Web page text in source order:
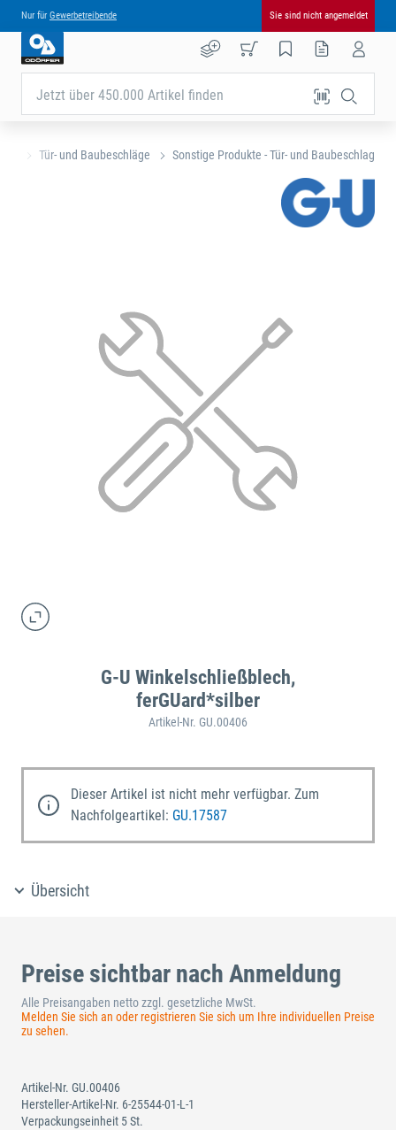
Nur für Gewerbetreibende Sie sind nicht angemeldet
Jetzt über 450.000 Artikel finden
Tür- und Baubeschläge Sonstige Produkte - Tür- und Baubeschlag
G-U Winkelschließblech,
ferGUard*silber
Artikel-Nr. GU.00406
Dieser Artikel ist nicht mehr verfügbar. Zum
Nachfolgeartikel: GU.17587
Übersicht
Preise sichtbar nach Anmeldung
Alle Preisangaben netto zzgl. gesetzliche MwSt.
Melden Sie sich an oder registrieren Sie sich um Ihre individuellen Preise
zu sehen.
Artikel-Nr. GU.00406
Hersteller-Artikel-Nr. 6-25544-01-L-1
Verpackungseinheit 5 St.